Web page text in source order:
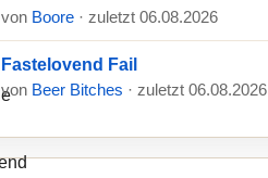
von Boore · zuletzt 06.08.2026
Fastelovend Fail
von Beer Bitches · zuletzt 06.08.2026